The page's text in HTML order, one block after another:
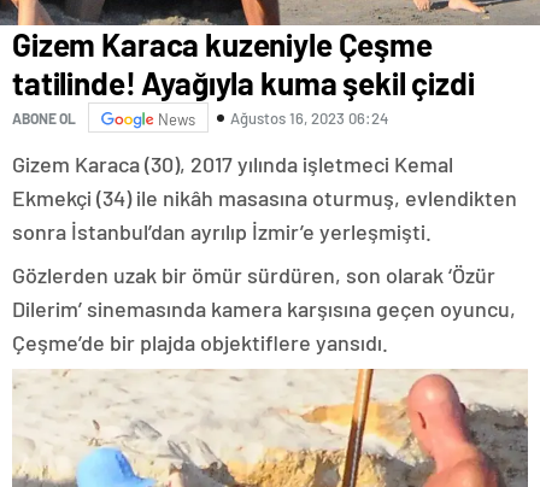
Gizem Karaca kuzeniyle Çeşme
tatilinde! Ayağıyla kuma şekil çizdi
ABONE OL News Ağustos 16, 2023 06:24
Gizem Karaca (30), 2017 yılında işletmeci Kemal
Ekmekçi (34) ile nikâh masasına oturmuş, evlendikten
sonra İstanbul’dan ayrılıp İzmir’e yerleşmişti.
Gözlerden uzak bir ömür sürdüren, son olarak ‘Özür
Dilerim’ sinemasında kamera karşısına geçen oyuncu,
Çeşme’de bir plajda objektiflere yansıdı.